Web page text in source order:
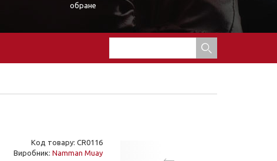
обране
Код товару: CR0116
Виробник: Namman Muay